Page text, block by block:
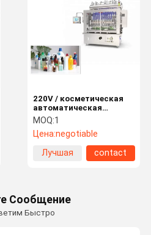
220V / косметическая
автоматическая
машина завалки
бутылки 380В
MOQ:1
Цена:negotiable
Лучшая
contact
Сообщение
Быстро